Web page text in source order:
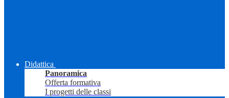
Didattica
Panoramica
Offerta formativa
I progetti delle classi